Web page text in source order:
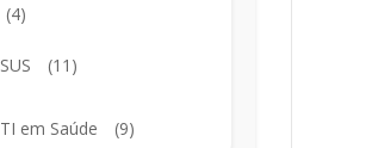
(4)
SUS (11)
TI em Saúde (9)